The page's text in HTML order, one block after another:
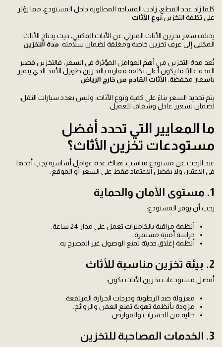
كلما زاد عدد القطع، زادت المساحة المطلوبة داخل المستودع، مما يؤثر
على تكلفة التخزين.نوع الأثاث
يختلف سعر تخزين الأثاث المنزلي عن الأثاث المكتبي، حيث يحتاج الأثاث
المكتبي إلى غرف تخزين خاصة ومغلقة لضمان سلامته. مدة التخزين
تُعد مدة التخزين من أهم العوامل المؤثرة في السعر، فالتخزين قصير
المدة غالبًا ما يكون أعلى تكلفة مقارنة بالتخزين طويل الأمد الذي يتميز
بأسعار مخفضة. الأثاث القادم من خارج الرياض
يتم تحديد السعر بناءً على كمية ونوع الأثاث، وليس بعدد سيارات النقل،
لضمان تسعير عادل وشفاف للعميل.
ما المعايير التي تحدد أفضل
مستودعات تخزين الأثاث؟
عند البحث عن مستودع مناسب، هناك عدة عوامل أساسية يجب أخذها
في الاعتبار، ولا يفضل الاعتماد فقط على السعر أو الموقع.
1. مستوى الأمان والحماية
يجب أن يوفر المستودع:
أنظمة مراقبة بالكاميرات تعمل على مدار 24 ساعة.
حراسة أمنية مستمرة.
أنظمة إغلاق حديثة تمنع الوصول غير المصرح به.
2. بيئة تخزين مناسبة للأثاث
أفضل مستودعات تخزين الأثاث تكون:
معزولة ضد الرطوبة ودرجات الحرارة المرتفعة.
مزودة بأنظمة تهوية تمنع العفن والروائح.
خالية من الحشرات والقوارض.
3. الخدمات المصاحبة للتخزين